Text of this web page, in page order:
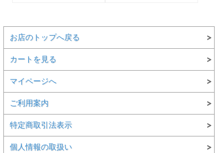
お店のトップへ戻る
カートを見る
マイページへ
ご利用案内
特定商取引法表示
個人情報の取扱い